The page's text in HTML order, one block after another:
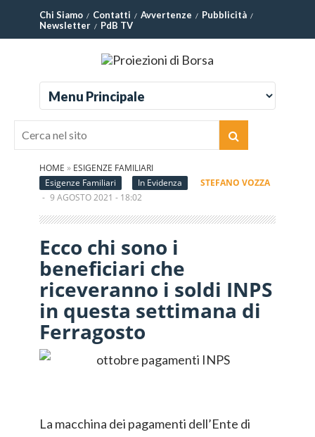
Chi Siamo Contatti Avvertenze
Pubblicità
Newsletter
PdB TV
HOME » ESIGENZE FAMILIARI
Esigenze Familiari
In Evidenza
STEFANO VOZZA
- 9 AGOSTO 2021 - 18:02
Ecco chi sono i
beneficiari che
riceveranno i soldi INPS
in questa settimana di
Ferragosto
La macchina dei pagamenti dell’Ente di